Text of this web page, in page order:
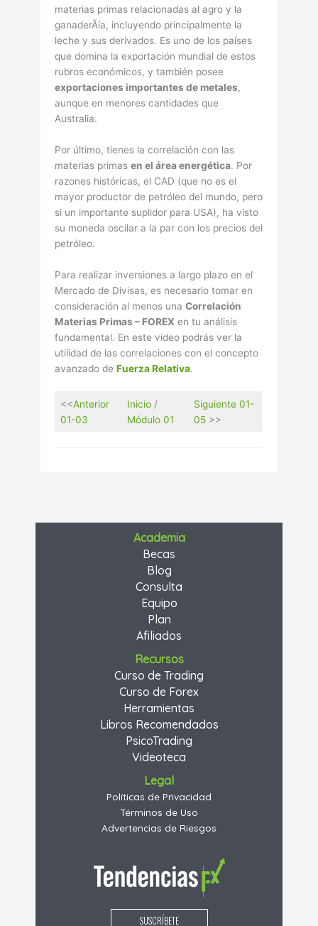
materias primas relacionadas al agro y la
ganaderÃía, incluyendo principalmente la
leche y sus derivados. Es uno de los paí­ses
que domina la exportación mundial de estos
rubros económicos, y también posee
exportaciones importantes de metales,
aunque en menores cantidades que
Australia.
Por último, tienes la correlación con las
materias primasen el área energética. Por
razones históricas, el CAD (que no es el
mayor productor de petróleo del mundo, pero
si­ un importante suplidor para USA), ha visto
su moneda oscilar a la par con los precios del
petróleo.
Para realizar inversiones a largo plazo en el
Mercado de Divisas, es necesario tomar en
consideración al menos unaCorrelación
Materias Primas – FOREX en tu análisis
fundamental. En este video podrás ver la
utilidad de las correlaciones con el concepto
avanzado deFuerza Relativa.
<<Anterior
01-03
Inicio /
Módulo 01
Siguiente 01-
05 >>
Academia
Becas
Blog
Consulta
Equipo
Plan
Afiliados
Recursos
Curso de Trading
Curso de Forex
Herramientas
Libros Recomendados
PsicoTrading
Videoteca
Legal
Políticas de Privacidad
Términos de Uso
Advertencias de Riesgos
SUSCRÍBETE